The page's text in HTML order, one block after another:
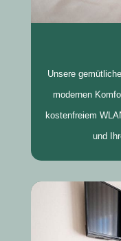
Unsere
modernen
kostenfreiem
und